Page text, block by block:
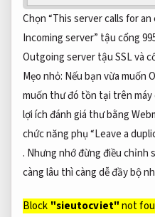
Chọn “This server calls for
Incoming server” tậu cổng
Outgoing server tậu SSL và
Mẹo nhỏ: Nếu bạn vừa muốn
muốn thư đó tồn tại trên
lợi ích đánh giá thư bằng
chức năng phụ “Leave a
. Nhưng nhớ đừng điều chỉnh
càng lâu thì càng dễ đầy bộ
Block "sieutocviet"not